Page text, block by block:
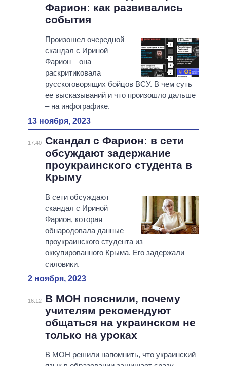
Фарион: как развивались
события
Произошел очередной
скандал с Ириной
Фарион – она
раскритиковала
русскоговорящих бойцов ВСУ. В чем суть
ее высказываний и что произошло дальше
– на инфографике.
13 ноября, 2023
17:40 Скандал с Фарион: в сети
обсуждают задержание
проукраинского студента в
Крыму
В сети обсуждают
скандал с Ириной
Фарион, которая
обнародовала данные
проукраинского студента из
оккупированного Крыма. Его задержали
силовики.
2 ноября, 2023
16:12
В МОН пояснили, почему
учителям рекомендуют
общаться на украинском не
только на уроках
В МОН решили напомнить, что украинский